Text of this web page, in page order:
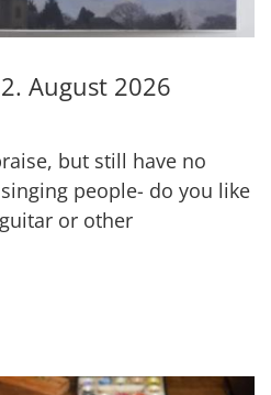
August 2026
but still have no
people- do you like
or other